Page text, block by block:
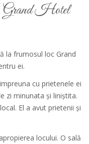
Hotel
la frumosul loc Grand
ei.
cu prietenele ei
zi minunata și liniștita.
El a avut prietenii și
locului. O sală